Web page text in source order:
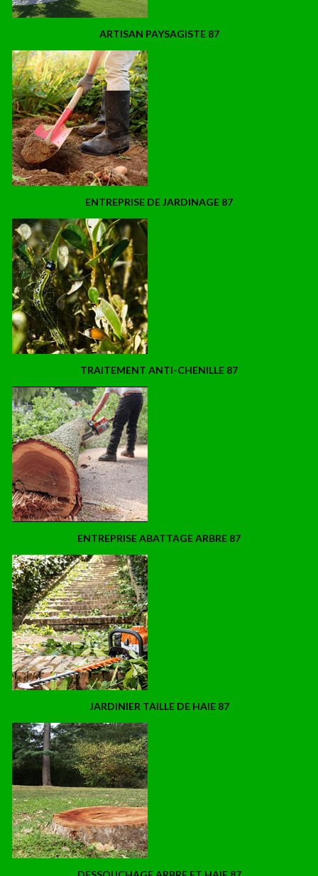
ARTISAN PAYSAGISTE 87
ENTREPRISE DE JARDINAGE 87
TRAITEMENT ANTI-CHENILLE 87
ENTREPRISE ABATTAGE ARBRE 87
JARDINIER TAILLE DE HAIE 87